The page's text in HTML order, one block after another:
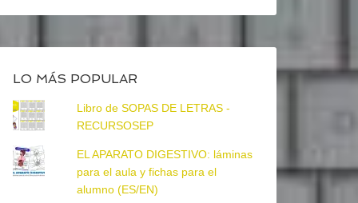
LO MÁS POPULAR
Libro de SOPAS DE LETRAS -
RECURSOSEP
EL APARATO DIGESTIVO: láminas
para el aula y fichas para el
alumno (ES/EN)